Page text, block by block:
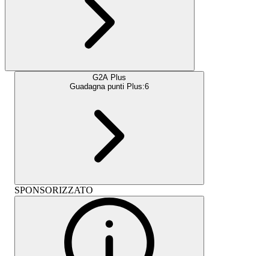
G2A Plus
Guadagna punti Plus:6
SPONSORIZZATO